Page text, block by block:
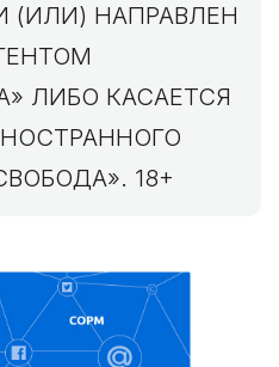
(ИЛИ) НАПРАВЛЕН
ЛИБО КАСАЕТСЯ
18+